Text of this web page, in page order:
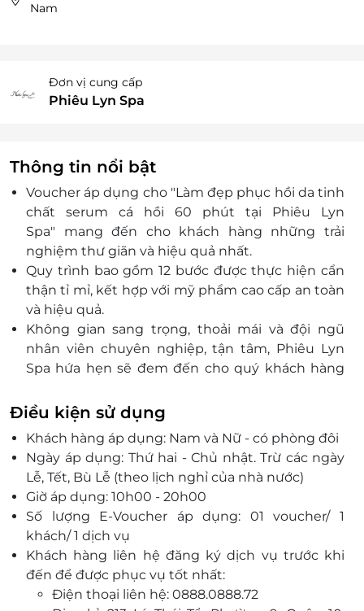
Nam
Đơn vị cung cấp
Phiêu Lyn Spa
Thông tin nổi bật
Voucher áp dụng cho "Làm đẹp phục hồi da tinh
chất serum cá hồi 60 phút tại Phiêu Lyn
Spa" mang đến cho khách hàng những trải
nghiệm thư giãn và hiệu quả nhất.
Quy trình bao gồm 12 bước được thực hiện cẩn
thận tỉ mỉ, kết hợp với mỹ phẩm cao cấp an toàn
và hiệu quả.
Không gian sang trọng, thoải mái và đội ngũ
nhân viên chuyên nghiệp, tận tâm, Phiêu Lyn
Spa hứa hẹn sẽ đem đến cho quý khách hàng
Điều kiện sử dụng
Khách hàng áp dụng: Nam và Nữ - có phòng đôi
Ngày áp dụng: Thứ hai - Chủ nhật. Trừ các ngày
Lễ, Tết, Bù Lễ (theo lịch nghỉ của nhà nước)
Giờ áp dụng: 10h00 - 20h00
Số lượng E-Voucher áp dụng: 01 voucher/ 1
khách/ 1 dịch vụ
Khách hàng liên hệ đăng ký dịch vụ trước khi
đến để được phục vụ tốt nhất:
Điện thoại liên hệ: 0888.0888.72